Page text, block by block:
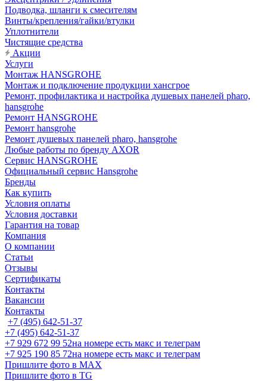
Подводка, шланги к смесителям
Винты/крепления/гайки/втулки
Уплотнители
Чистящие средства
Акции
Услуги
Монтаж HANSGROHE
Монтаж и подключение продукции хансгрое
Ремонт, профилактика и настройка душевых панелей pharo,
hansgrohe
Ремонт HANSGROHE
Ремонт hansgrohe
Ремонт душевых панелей pharo, hansgrohe
Любые работы по бренду AXOR
Сервис HANSGROHE
Официальный сервис Hansgrohe
Бренды
Как купить
Условия оплаты
Условия доставки
Гарантия на товар
Компания
О компании
Статьи
Отзывы
Сертификаты
Контакты
Вакансии
Контакты
+7 (495) 642-51-37
+7 (495) 642-51-37
+7 929 672 99 52на номере есть макс и телеграм
+7 925 190 85 72на номере есть макс и телеграм
Пришлите фото в MAX
Пришлите фото в TG